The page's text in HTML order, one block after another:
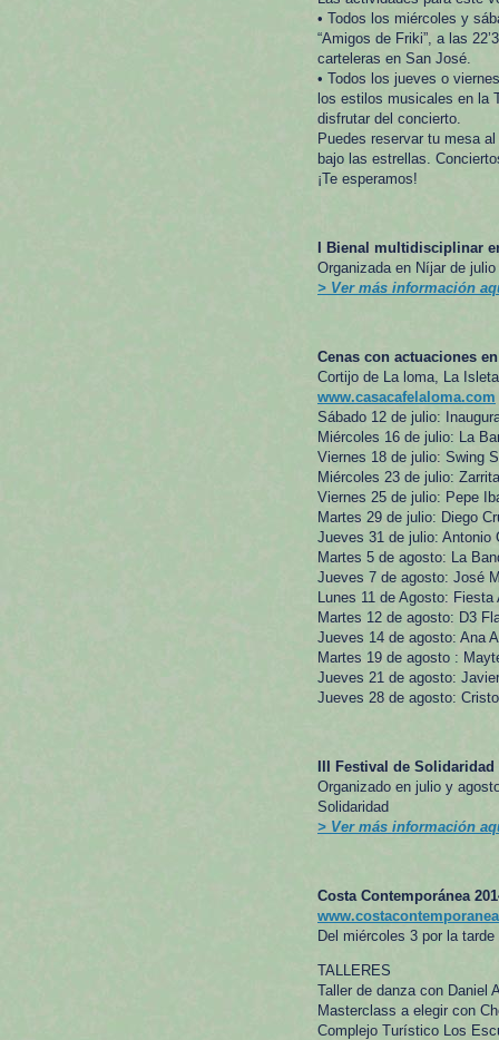
• Todos los miércoles y
“Amigos de Friki”, a las
carteleras en San José.
• Todos los jueves o
los estilos musicales en la
disfrutar del concierto.
Puedes reservar tu mesa
bajo las estrellas.
¡Te esperamos!
I Bienal multidisciplinar
Organizada en Níjar de
> Ver más información
Cenas con actuaciones
Cortijo de La loma, La
www.casacafelaloma.com
Sábado 12 de julio:
Miércoles 16 de julio: La
Viernes 18 de julio: Swing
Miércoles 23 de julio:
Viernes 25 de julio: Pepe
Martes 29 de julio: Diego
Jueves 31 de julio: Antonio
Martes 5 de agosto: La
Jueves 7 de agosto: José
Lunes 11 de Agosto:
Martes 12 de agosto: D3
Jueves 14 de agosto: Ana
Martes 19 de agosto :
Jueves 21 de agosto:
Jueves 28 de agosto:
III Festival de
Organizado en julio y
Solidaridad
> Ver más información
Costa Contemporánea
Del miércoles 3 por la
TALLERES
Taller de danza con Daniel
Masterclass a elegir con
Complejo Turístico Los